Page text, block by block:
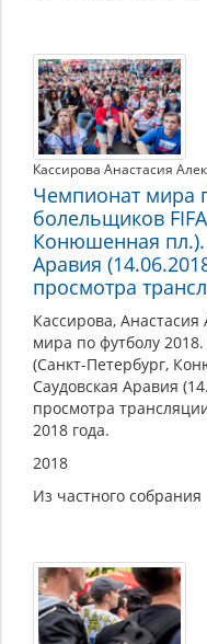
Кассирова Анастасия
Чемпионат мира
болельщиков
Конюшенная пл.).
Аравия
просмотра
Кассирова,
мира по футболу
(Санкт-Петербург,
Саудовская Аравия
просмотра
2018 года.
2018
Из частного собрания